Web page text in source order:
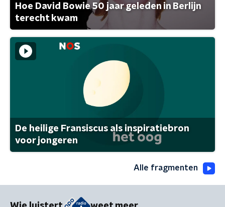
Hoe David Bowie 50 jaar geleden in Berlijn
terecht kwam
De heilige Fransiscus als inspiratiebron
voor jongeren
Alle fragmenten